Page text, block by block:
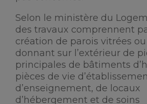
Selon le ministère du
des travaux comprennent
création de parois vitrées
donnant sur l’extérieur de
principales de bâtiments
pièces de vie
d’enseignement, de locaux
d’hébergement et de soins